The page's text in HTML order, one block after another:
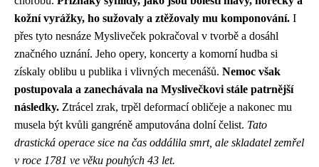
kožní vyrážky, ho sužovaly a ztěžovaly mu komponování. I
přes tyto nesnáze Mysliveček pokračoval v tvorbě a dosáhl
značného uznání. Jeho opery, koncerty a komorní hudba si
získaly oblibu u publika i vlivných mecenášů. Nemoc však
postupovala a zanechávala na Myslivečkovi stále patrnější
následky. Ztrácel zrak, trpěl deformací obličeje a nakonec mu
musela být kvůli gangréně amputována dolní čelist. Tato
drastická operace sice na čas oddálila smrt, ale skladatel zemřel
v roce 1781 ve věku pouhých 43 let.